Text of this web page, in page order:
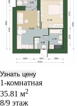
Узнать цену
1-комнатная
35.81 м2
8/9 этаж